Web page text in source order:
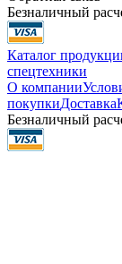
Безналичный
Каталог
спецтехники
О компании
покупкиДоставка
Безналичный